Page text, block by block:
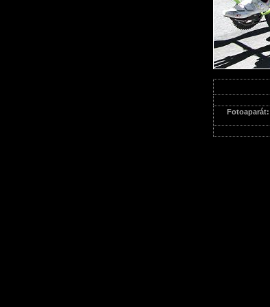
Fotoaparát: